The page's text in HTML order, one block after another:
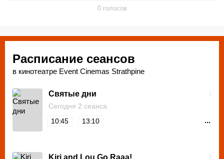
удобные парковки торгового центра, пандусы и
обычные сеансы, так и специальные показы и мероприятия
0голосов
Расписание сеансов
в кинотеатре Event Cinemas Strathpine
Cвятые дни
Сегодня 2 сеанса
10:45
13:10 ...
Kiri and Lou Go Raaa!